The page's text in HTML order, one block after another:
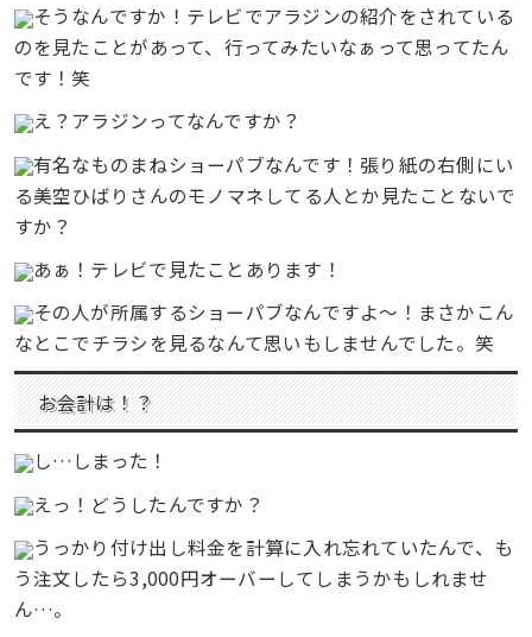
そうなんですか！テレビでアラジンの紹介をされている
のを見たことがあって、行ってみたいなぁって思ってたん
です！笑
え？アラジンってなんですか？
有名なものまねショーパブなんです！張り紙の右側にい
る美空ひばりさんのモノマネしてる人とか見たことないで
すか？
あぁ！テレビで見たことあります！
その人が所属するショーパブなんですよ〜！まさかこん
なとこでチラシを見るなんて思いもしませんでした。笑
お会計は！？
し…しまった！
えっ！どうしたんですか？
うっかり付け出し料金を計算に入れ忘れていたんで、も
う注文したら3,000円オーバーしてしまうかもしれませ
ん…。